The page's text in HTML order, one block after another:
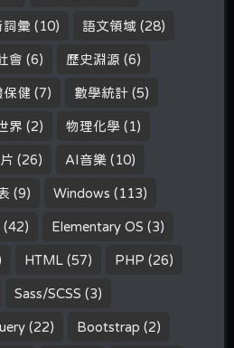
詞彙 (10) 語文領域 (28)
會 (6) 歷史淵源 (6)
保健 (7) 數學統計 (5)
界 (2) 物理化學 (1)
(26) AI音樂 (10)
(9) Windows (113)
(42) Elementary OS (3)
HTML (57) PHP (26)
Sass/SCSS (3)
(22) Bootstrap (2)